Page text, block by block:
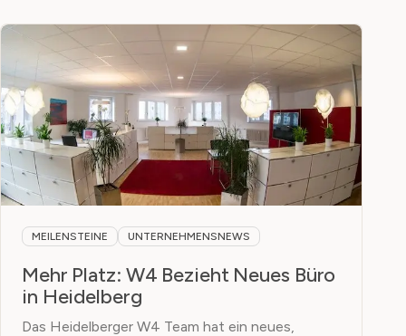
MEILENSTEINE UNTERNEHMENSNEWS
Mehr Platz: W4 Bezieht Neues Büro
in Heidelberg
Das Heidelberger W4 Team hat ein neues,